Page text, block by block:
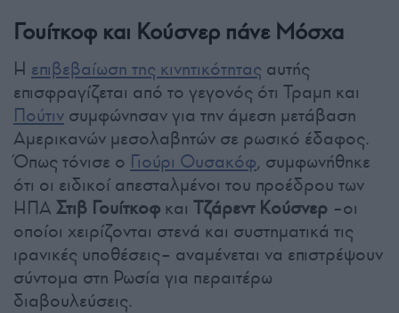
Γουίτκοφ και Κούσνερ πάνε Μόσχα
Η επιβεβαίωση της κινητικότητας αυτής
επισφραγίζεται από το γεγονός ότι Τραμπ και
Πούτιν συμφώνησαν για την άμεση μετάβαση
Αμερικανών μεσολαβητών σε ρωσικό έδαφος.
Όπως τόνισε ο Γιούρι Ουσακόφ, συμφωνήθηκε
ότι οι ειδικοί απεσταλμένοι του προέδρου των
ΗΠΑ Στιβ Γουίτκοφ και Τζάρεντ Κούσνερ –οι
οποίοι χειρίζονται στενά και συστηματικά τις
ιρανικές υποθέσεις– αναμένεται να επιστρέψουν
σύντομα στη Ρωσία για περαιτέρω
διαβουλεύσεις.